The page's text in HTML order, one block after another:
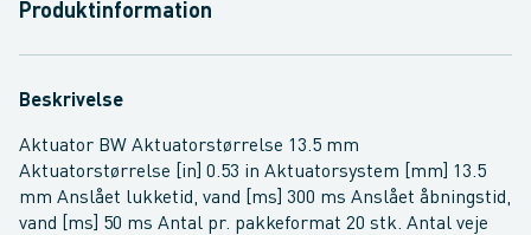
Produktinformation
Beskrivelse
Aktuator BW Aktuatorstørrelse 13.5 mm
Aktuatorstørrelse [in] 0.53 in Aktuatorsystem [mm] 13.5
mm Anslået lukketid, vand [ms] 300 ms Anslået åbningstid,
vand [ms] 50 ms Antal pr. pakkeformat 20 stk. Antal veje